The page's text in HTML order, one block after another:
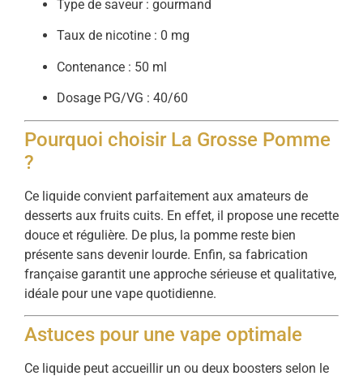
Type de saveur : gourmand
Taux de nicotine : 0 mg
Contenance : 50 ml
Dosage PG/VG : 40/60
Pourquoi choisir La Grosse Pomme
?
Ce liquide convient parfaitement aux amateurs de
desserts aux fruits cuits. En effet, il propose une recette
douce et régulière. De plus, la pomme reste bien
présente sans devenir lourde. Enfin, sa fabrication
française garantit une approche sérieuse et qualitative,
idéale pour une vape quotidienne.
Astuces pour une vape optimale
Ce liquide peut accueillir un ou deux boosters selon le